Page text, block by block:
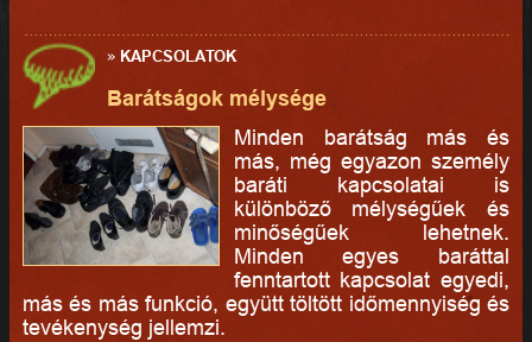
» KAPCSOLATOK
Barátságok mélysége
Minden barátság más és
más, még egyazon személy
baráti kapcsolatai is
különböző mélységűek és
minőségűek lehetnek.
Minden egyes baráttal
fenntartott kapcsolat egyedi,
más és más funkció, együtt töltött időmennyiség és
tevékenység jellemzi.